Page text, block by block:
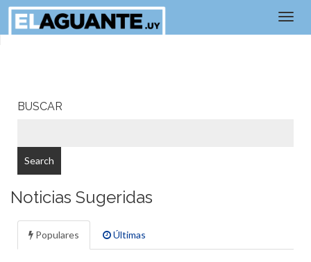
BUSCAR
Noticias Sugeridas
Populares Últimas